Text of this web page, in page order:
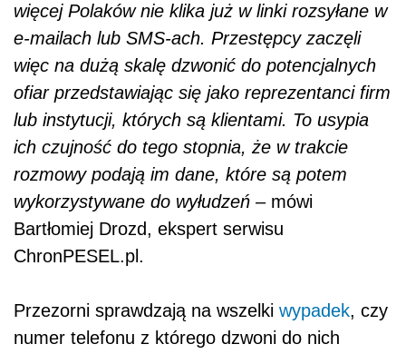
więcej Polaków nie klika już w linki rozsyłane w
e-mailach lub SMS-ach. Przestępcy zaczęli
więc na dużą skalę dzwonić do potencjalnych
ofiar przedstawiając się jako reprezentanci firm
lub instytucji, których są klientami. To usypia
ich czujność do tego stopnia, że w trakcie
rozmowy podają im dane, które są potem
wykorzystywane do wyłudzeń – mówi
Bartłomiej Drozd, ekspert serwisu
ChronPESEL.pl.
Przezorni sprawdzają na wszelki wypadek, czy
numer telefonu z którego dzwoni do nich